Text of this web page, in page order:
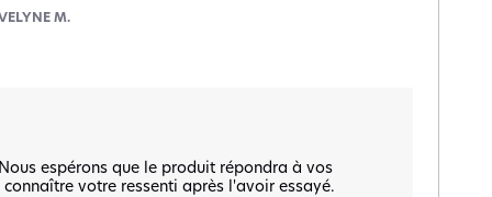
M.
espérons que le produit répondra à vos
votre ressenti après l'avoir essayé.